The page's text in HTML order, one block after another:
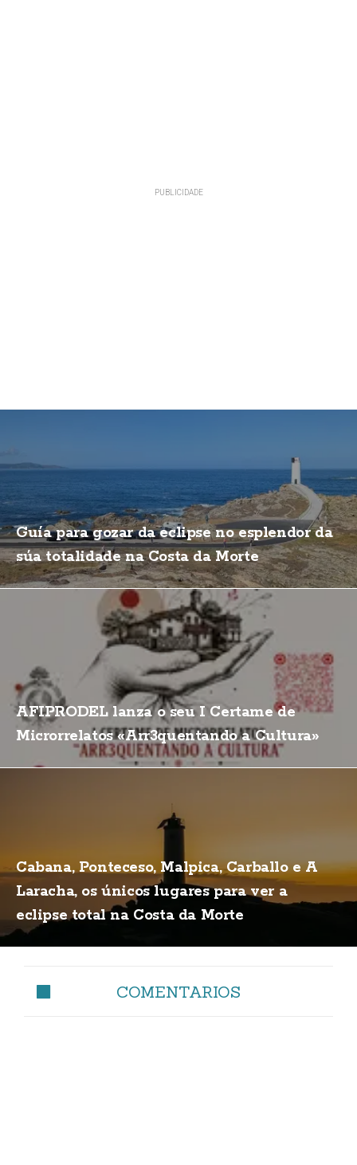
Guía para gozar da eclipse no esplendor da
súa totalidade na Costa da Morte
AFIPRODEL lanza o seu I Certame de
Microrrelatos «Arr3quentando a Cultura»
Cabana, Ponteceso, Malpica, Carballo e A
Laracha, os únicos lugares para ver a
eclipse total na Costa da Morte
COMENTARIOS